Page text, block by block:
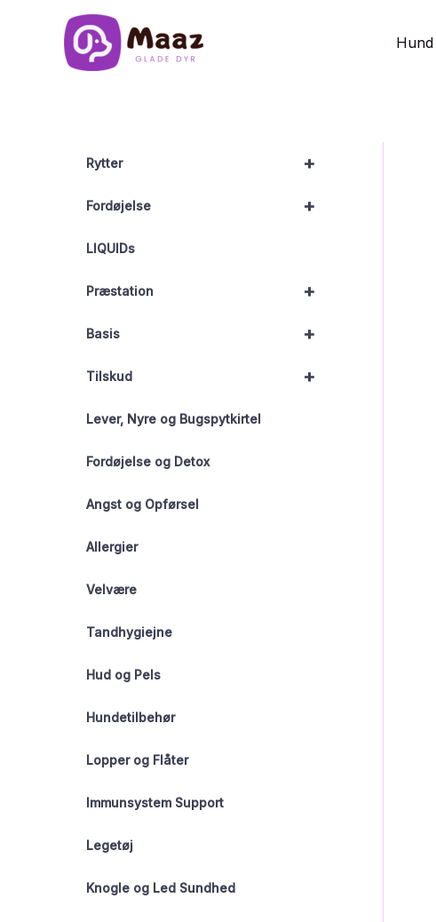
Hund
+
Rytter
+
Fordøjelse
LIQUIDs
+
Præstation
+
Basis
+
Tilskud
Lever, Nyre og Bugspytkirtel
Fordøjelse og Detox
Angst og Opførsel
Allergier
Velvære
Tandhygiejne
Hud og Pels
Hundetilbehør
Lopper og Flåter
Immunsystem Support
Legetøj
Knogle og Led Sundhed